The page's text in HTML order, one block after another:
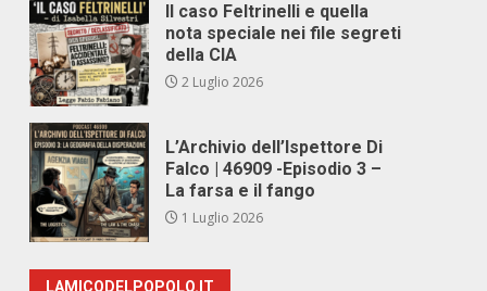
Il caso Feltrinelli e quella
nota speciale nei file segreti
della CIA
2 Luglio 2026
L’Archivio dell’Ispettore Di
Falco | 46909 -Episodio 3 –
La farsa e il fango
1 Luglio 2026
LAMICODELPOPOLO.IT